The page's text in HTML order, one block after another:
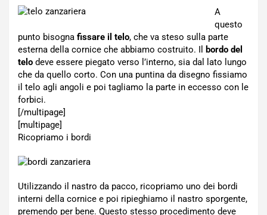
A
questo
punto bisogna fissare il telo, che va steso sulla parte
esterna della cornice che abbiamo costruito. Il
bordo del
telo deve essere piegato verso l’interno, sia dal lato lungo
che da quello corto. Con una puntina da disegno fissiamo
il telo agli angoli e poi tagliamo la parte in eccesso con le
forbici.
[/multipage]
[multipage]
Ricopriamo i bordi
Utilizzando il nastro da pacco, ricopriamo uno dei bordi
interni della cornice e poi ripieghiamo il nastro sporgente,
premendo per bene. Questo stesso procedimento deve